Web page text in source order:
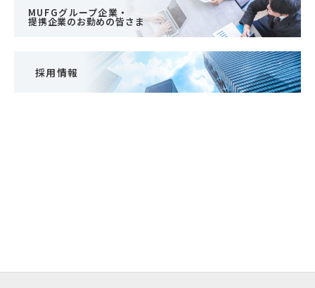
MUFGグループ企業・
提携企業のお勤めの皆さま
採用情報